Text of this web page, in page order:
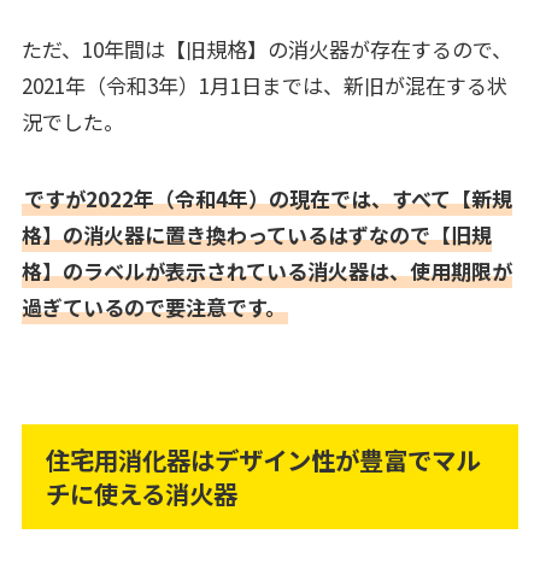
ただ、10年間は【旧規格】の消火器が存在するので、
2021年（令和3年）1月1日までは、新旧が混在する状
況でした。
ですが2022年（令和4年）の現在では、すべて【新規
格】の消火器に置き換わっているはずなので【旧規
格】のラベルが表示されている消火器は、使用期限が
過ぎているので要注意です。
住宅用消化器はデザイン性が豊富でマル
チに使える消火器